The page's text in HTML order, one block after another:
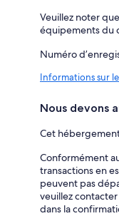
Veuillez noter
équipements du
Numéro
Informations sur
Nous devons
Cet
Conformément
transactions en
peuvent pas
veuillez
dans la